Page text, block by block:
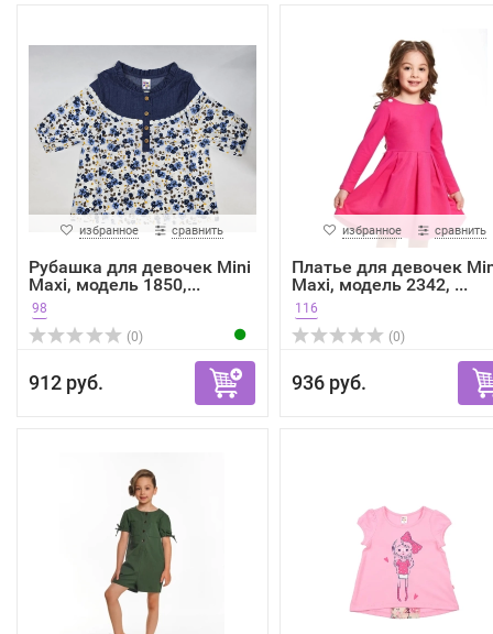
избранное сравнить
Рубашка для девочек Mini
Maxi, модель 1850,...
98
(0)
912 руб.
избранное сравнить
Платье для девочек
Maxi, модель 2342, ...
116
(0)
936 руб.